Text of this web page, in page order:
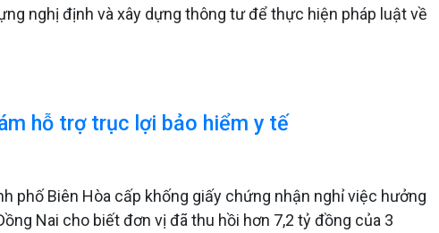
nghị định và xây dựng thông tư để thực hiện pháp luật về
hỗ trợ trục lợi bảo hiểm y tế
phố Biên Hòa cấp khống giấy chứng nhận nghỉ việc hưởng
Nai cho biết đơn vị đã thu hồi hơn 7,2 tỷ đồng của 3